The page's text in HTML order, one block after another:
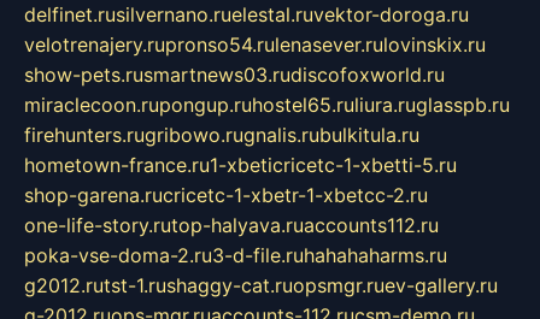
delfinet.rusilvernano.ruelestal.ruvektor-doroga.ru
velotrenajery.rupronso54.rulenasever.rulovinskix.ru
show-pets.rusmartnews03.rudiscofoxworld.ru
miraclecoon.rupongup.ruhostel65.ruliura.ruglasspb.ru
firehunters.rugribowo.rugnalis.rubulkitula.ru
hometown-france.ru1-xbeticricetc-1-xbetti-5.ru
shop-garena.rucricetc-1-xbetr-1-xbetcc-2.ru
one-life-story.rutop-halyava.ruaccounts112.ru
poka-vse-doma-2.ru3-d-file.ruhahahaharms.ru
g2012.rutst-1.rushaggy-cat.ruopsmgr.ruev-gallery.ru